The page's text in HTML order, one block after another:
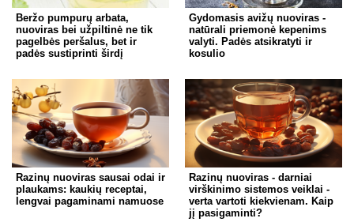
Beržo pumpurų arbata,
nuoviras bei užpiltinė ne tik
pagelbės peršalus, bet ir
padės sustiprinti širdį
Gydomasis avižų nuoviras -
natūrali priemonė kepenims
valyti. Padės atsikratyti ir
kosulio
Razinų nuoviras sausai odai ir
plaukams: kaukių receptai,
lengvai pagaminami namuose
Razinų nuoviras - darniai
virškinimo sistemos veiklai -
verta vartoti kiekvienam. Kaip
jį pasigaminti?